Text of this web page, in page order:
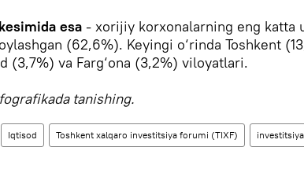
esa - xorijiy korxonalarning eng katta
(62,6%). Keyingi o‘rinda Toshkent
(3,7%) va Farg‘ona (3,2%) viloyatlari.
tanishing.
Iqtisod Toshkent xalqaro investitsiya forumi (TIXF) investitsiya